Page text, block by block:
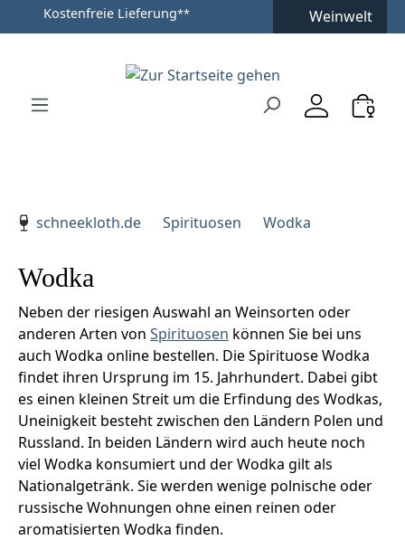
Zum Hauptinhalt springen
Zur Hauptnavigation springen
Kostenfreie Lieferung** Weinwelt
schneekloth.de
Spirituosen Wodka
Wodka
Neben der riesigen Auswahl an Weinsorten oder
anderen Arten von Spirituosen können Sie bei uns
auch Wodka online bestellen. Die Spirituose Wodka
findet ihren Ursprung im 15. Jahrhundert. Dabei gibt
es einen kleinen Streit um die Erfindung des Wodkas,
Uneinigkeit besteht zwischen den Ländern Polen und
Russland. In beiden Ländern wird auch heute noch
viel Wodka konsumiert und der Wodka gilt als
Nationalgetränk. Sie werden wenige polnische oder
russische Wohnungen ohne einen reinen oder
aromatisierten Wodka finden.